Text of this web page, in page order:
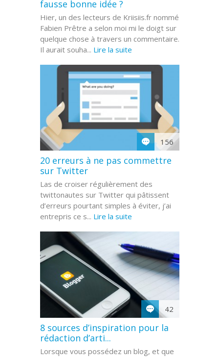
fausse bonne idée ?
Hier, un des lecteurs de Kriisiis.fr nommé
Fabien Prêtre a selon moi mi le doigt sur
quelque chose à travers un commentaire.
Il aurait souha... Lire la suite
156
20 erreurs à ne pas commettre
sur Twitter
Las de croiser régulièrement des
twittonautes sur Twitter qui pâtissent
d’erreurs pourtant simples à éviter, j’ai
entrepris ce s... Lire la suite
42
8 sources d’inspiration pour la
rédaction d’arti...
Lorsque vous possédez un blog, et que